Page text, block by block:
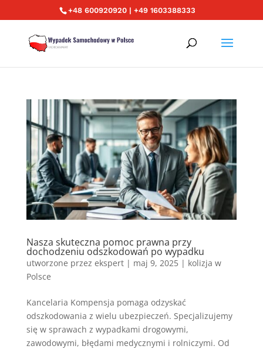
+48 600920920 | +49 1603388333
Nasza skuteczna pomoc prawna przy
dochodzeniu odszkodowań po wypadku
utworzone przez ekspert| maj 9, 2025| kolizja w
Polsce
Kancelaria Kompensja pomaga odzyskać
odszkodowania z wielu ubezpieczeń. Specjalizujemy
się w sprawach z wypadkami drogowymi,
zawodowymi, błędami medycznymi i rolniczymi. Od